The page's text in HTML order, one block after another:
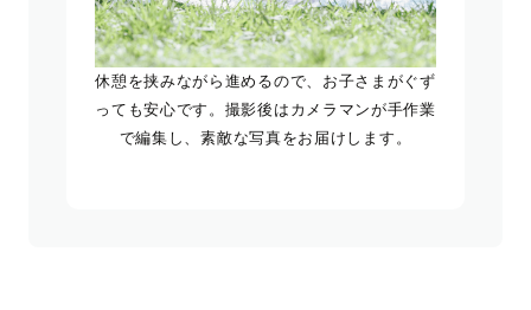
休憩を挟みながら進めるので、お子さまがぐず
っても安心です。撮影後はカメラマンが手作業
で編集し、素敵な写真をお届けします。